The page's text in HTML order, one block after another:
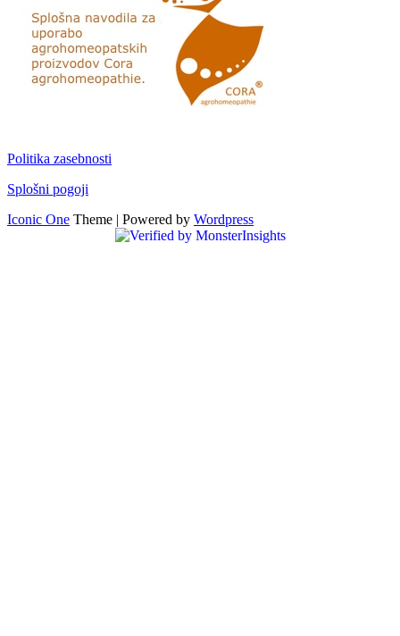
Politika zasebnosti
Splošni pogoji
Iconic One Theme | Powered by Wordpress